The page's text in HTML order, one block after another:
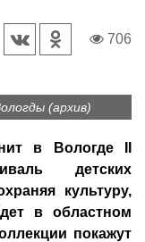
706
(архив)
в Вологде II
детских
культуру,
в областном
покажут